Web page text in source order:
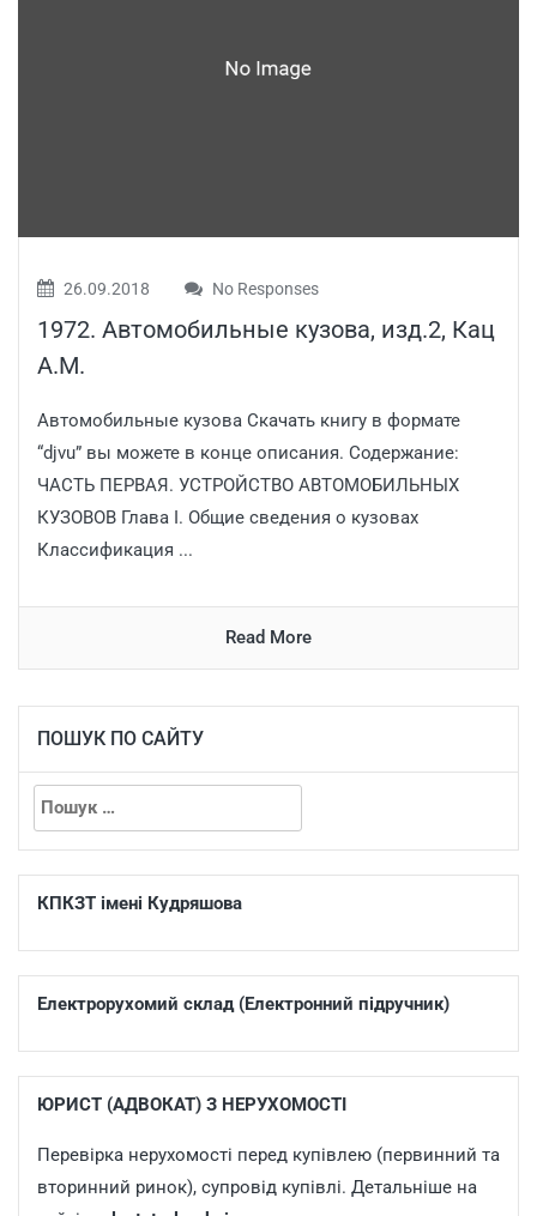
26.09.2018 No Responses
1972. Автомобильные кузова, изд.2, Кац
А.М.
Автомобильные кузова Скачать книгу в формате
“djvu” вы можете в конце описания. Содержание:
ЧАСТЬ ПЕРВАЯ. УСТРОЙСТВО АВТОМОБИЛЬНЫХ
КУЗОВОВ Глава I. Общие сведения о кузовах
Классификация ...
Read More
ПОШУК ПО САЙТУ
КПКЗТ імені Кудряшова
Електрорухомий склад (Електронний підручник)
ЮРИСТ (АДВОКАТ) З НЕРУХОМОСТІ
Перевірка нерухомості перед купівлею (первинний та
вторинний ринок), супровід купівлі. Детальніше на